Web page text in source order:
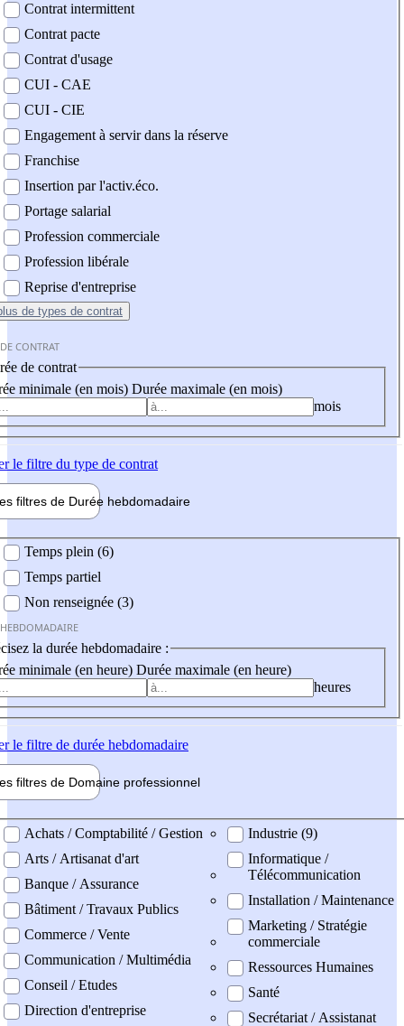
Contrat intermittent
Contrat pacte
Contrat d'usage
CUI - CAE
CUI - CIE
Engagement à servir dans la réserve
Franchise
Insertion par l'activ.éco.
Portage salarial
Profession commerciale
Profession libérale
Reprise d'entreprise
de types de contrat
CONTRAT
de contrat
minimale (en mois) Durée maximale (en mois)
mois
le filtre du type de contrat
filtres de Durée hebdomadaire
Temps plein (6)
Temps partiel
Non renseignée (3)
la durée hebdomadaire :
minimale (en heure) Durée maximale (en heure)
heures
le filtre de durée hebdomadaire
filtres de Domaine professionnel
professionel
Achats / Comptabilité / Gestion
Arts / Artisanat d'art
Banque / Assurance
Bâtiment / Travaux Publics
Commerce / Vente
Communication / Multimédia
Conseil / Etudes
Direction d'entreprise
Industrie (9)
Informatique /
Télécommunication
Installation / Maintenance
Marketing / Stratégie
commerciale
Ressources Humaines
Santé
Secrétariat / Assistanat